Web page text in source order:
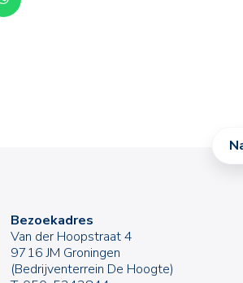
Bezoekadres
Van der Hoopstraat 4
9716 JM Groningen
(Bedrijventerrein De Hoogte)